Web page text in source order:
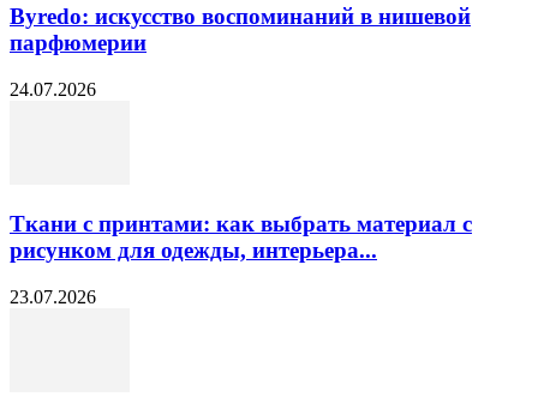
Byredo: искусство воспоминаний в нишевой
парфюмерии
24.07.2026
Ткани с принтами: как выбрать материал с
рисунком для одежды, интерьера...
23.07.2026